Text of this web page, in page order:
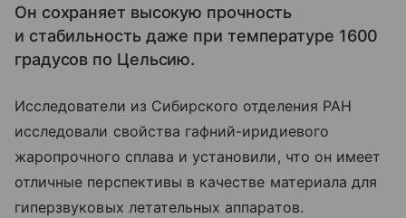
Он сохраняет высокую прочность
и стабильность даже при температуре 1600
градусов по Цельсию.
Исследователи из Сибирского отделения РАН
исследовали свойства гафний-иридиевого
жаропрочного сплава и установили, что он имеет
отличные перспективы в качестве материала для
гиперзвуковых летательных аппаратов.